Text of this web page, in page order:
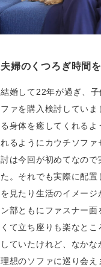
夫婦のくつろぎ時間
結婚して22年が過ぎ、
ファを購入検討してい
る身体を癒してくれる
れるようにカウチソフ
討は今回が初めてなの
た。それでも実際に配
を見たり生活のイメー
ン部ともにファスナー
くて立ち座りも楽なと
していたけれど、なか
理想のソファに巡り会え